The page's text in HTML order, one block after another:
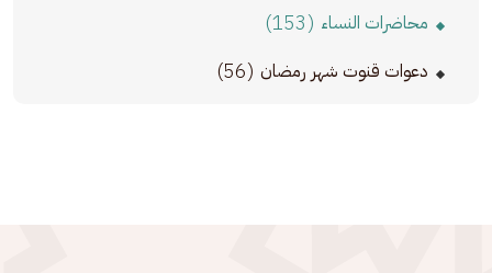
محاضرات النساء (153)
دعوات قنوت شهر رمضان (56)